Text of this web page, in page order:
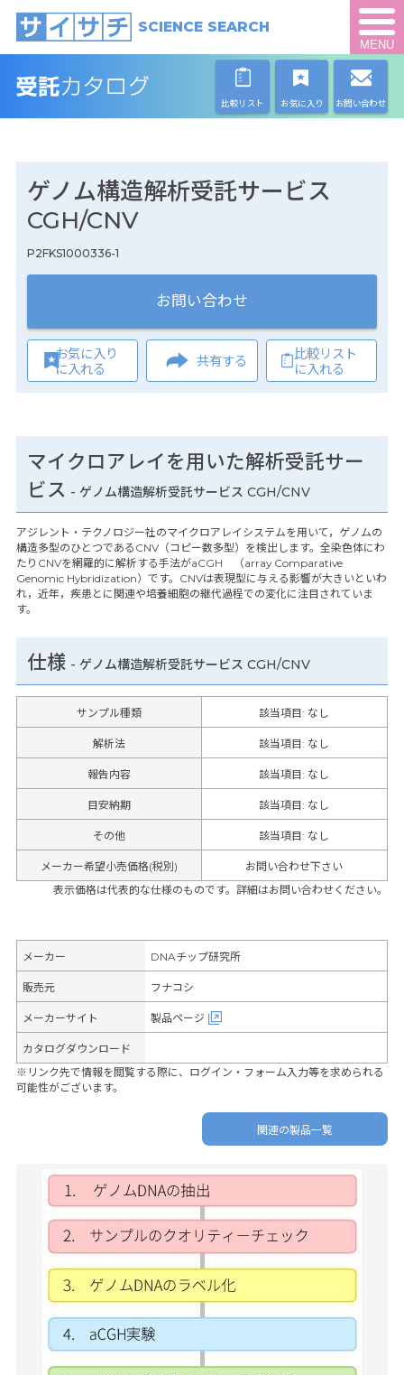
SCIENCE SEARCH
MENU
比較リスト お気に入り お問い合わせ
ゲノム構造解析受託サービス
CGH/CNV
P2FKS1000336-1
お問い合わせ
お気に入り
に入れる
共有する
比較リスト
に入れる
マイクロアレイを用いた解析受託サー
ビス - ゲノム構造解析受託サービス CGH/CNV
アジレント・テクノロジー社のマイクロアレイシステムを用いて，ゲノムの
構造多型のひとつであるCNV（コピー数多型）を検出します。全染色体にわ
たりCNVを網羅的に解析する手法がaCGH （array Comparative
Genomic Hybridization）です。CNVは表現型に与える影響が大きいといわ
れ，近年，疾患とに関連や培養細胞の継代過程での変化に注目されていま
す。
仕様 - ゲノム構造解析受託サービス CGH/CNV
サンプル種類 該当項目: なし
解析法 該当項目: なし
報告内容 該当項目: なし
目安納期 該当項目: なし
その他 該当項目: なし
メーカー希望小売価格(税別)
お問い合わせ下さい
表示価格は代表的な仕様のものです。詳細はお問い合わせください。
メーカー DNAチップ研究所
販売元 フナコシ
メーカーサイト 製品ページ
カタログダウンロード
※リンク先で情報を閲覧する際に、ログイン・フォーム入力等を求められる
可能性がございます。
関連の製品一覧